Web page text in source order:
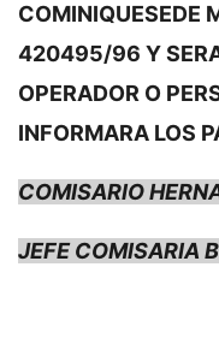
COMINIQUESEDE
420495/96 Y
OPERADOR O
INFORMARA LOS
COMISARIO
JEFE COMISARIA